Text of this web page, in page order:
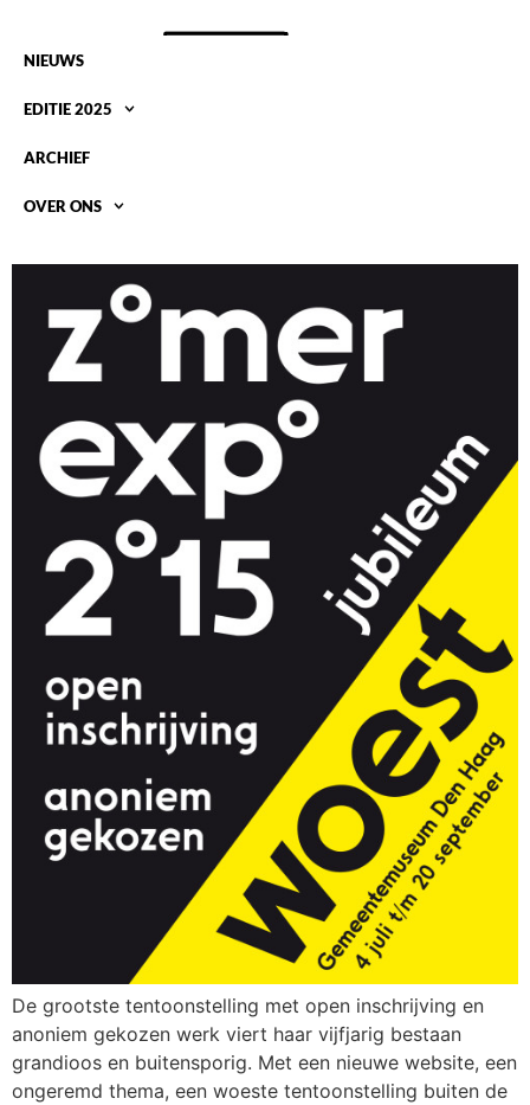
NIEUWS
EDITIE 2025
ARCHIEF
OVER ONS
De grootste tentoonstelling met open inschrijving en
anoniem gekozen werk viert haar vijfjarig bestaan
grandioos en buitensporig. Met een nieuwe website, een
ongeremd thema, een woeste tentoonstelling buiten de